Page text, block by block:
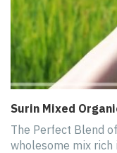
Surin Mixed
The Perfect Blend
wholesome mix rich